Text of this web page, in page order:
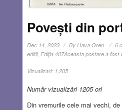
Povești din
Dec 14, 2023 By Hava Oren 6
editii, Ediţia 407Aceasta postare a fost
Vizualizari: 1,205
Număr vizualizări 1205 ori
Din vremurile cele mai vechi,